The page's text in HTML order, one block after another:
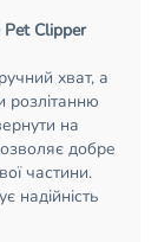
Pet Clipper
хват, а
розлітанню
на
добре
частини.
надійність